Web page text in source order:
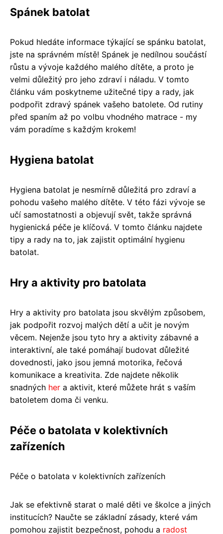
Spánek batolat
Pokud hledáte informace týkající se spánku batolat,
jste na správném místě! Spánek je nedílnou součástí
růstu a vývoje každého malého dítěte, a proto je
velmi důležitý pro jeho zdraví i náladu. V tomto
článku vám poskytneme užitečné tipy a rady, jak
podpořit zdravý spánek vašeho batolete. Od rutiny
před spaním až po volbu vhodného matrace - my
vám poradíme s každým krokem!
Hygiena batolat
Hygiena batolat je nesmírně důležitá pro zdraví a
pohodu vašeho malého dítěte. V této fázi vývoje se
učí samostatnosti a objevují svět, takže správná
hygienická péče je klíčová. V tomto článku najdete
tipy a rady na to, jak zajistit optimální hygienu
batolat.
Hry a aktivity pro batolata
Hry a aktivity pro batolata jsou skvělým způsobem,
jak podpořit rozvoj malých dětí a učit je novým
věcem. Nejenže jsou tyto hry a aktivity zábavné a
interaktivní, ale také pomáhají budovat důležité
dovednosti, jako jsou jemná motorika, řečová
komunikace a kreativita. Zde najdete několik
snadných her a aktivit, které můžete hrát s vaším
batoletem doma či venku.
Péče o batolata v kolektivních
zařízeních
Péče o batolata v kolektivních zařízeních
Jak se efektivně starat o malé děti ve školce a jiných
institucích? Naučte se základní zásady, které vám
pomohou zajistit bezpečnost, pohodu a radost